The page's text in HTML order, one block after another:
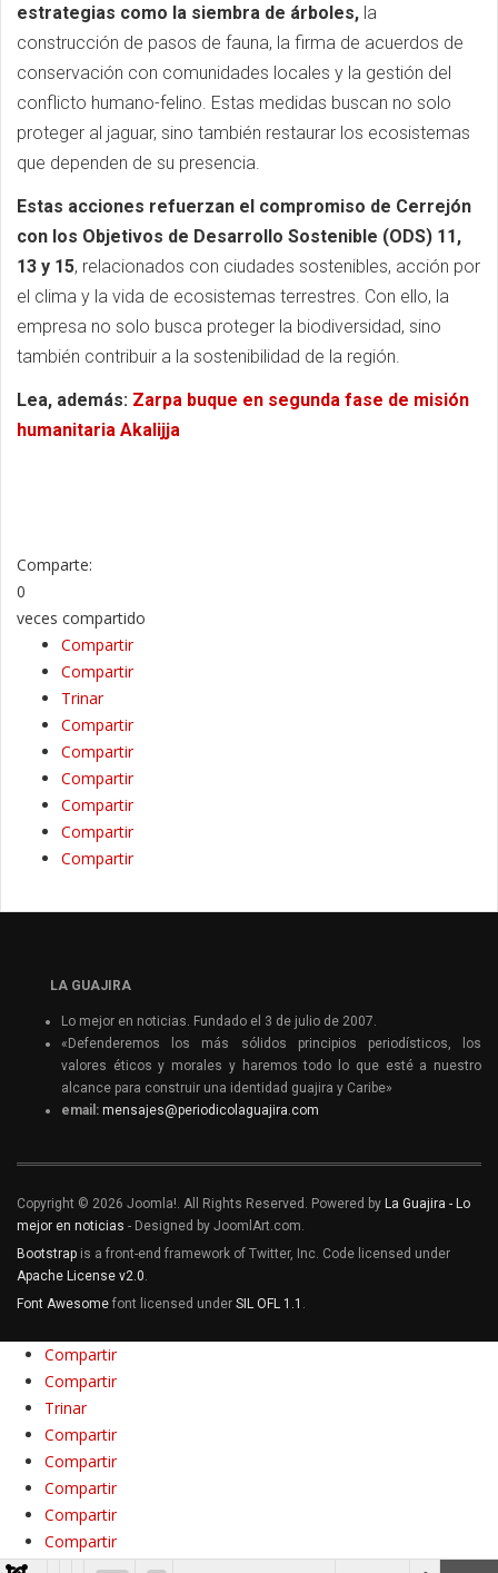
estrategias como la siembra de árboles, la
construcción de pasos de fauna, la firma de acuerdos de
conservación con comunidades locales y la gestión del
conflicto humano-felino. Estas medidas buscan no solo
proteger al jaguar, sino también restaurar los ecosistemas
que dependen de su presencia.
Estas acciones refuerzan el compromiso de Cerrejón
con los Objetivos de Desarrollo Sostenible (ODS) 11,
13 y 15, relacionados con ciudades sostenibles, acción por
el clima y la vida de ecosistemas terrestres. Con ello, la
empresa no solo busca proteger la biodiversidad, sino
también contribuir a la sostenibilidad de la región.
Lea, además: Zarpa buque en segunda fase de misión
humanitaria Akalijja
Comparte:
0
veces compartido
Compartir
Compartir
Trinar
Compartir
Compartir
Compartir
Compartir
Compartir
Compartir
LA GUAJIRA
Lo mejor en noticias. Fundado el 3 de julio de 2007.
«Defenderemos los más sólidos principios periodísticos, los
valores éticos y morales y haremos todo lo que esté a nuestro
alcance para construir una identidad guajira y Caribe»
email: mensajes@periodicolaguajira.com
Copyright © 2026 Joomla!. All Rights Reserved. Powered by La Guajira - Lo
mejor en noticias - Designed by JoomlArt.com.
Bootstrap is a front-end framework of Twitter, Inc. Code licensed under
Apache License v2.0
Font Awesome font licensed under SIL OFL 1.1
Compartir
Compartir
Trinar
Compartir
Compartir
Compartir
Compartir
Compartir
Compartir